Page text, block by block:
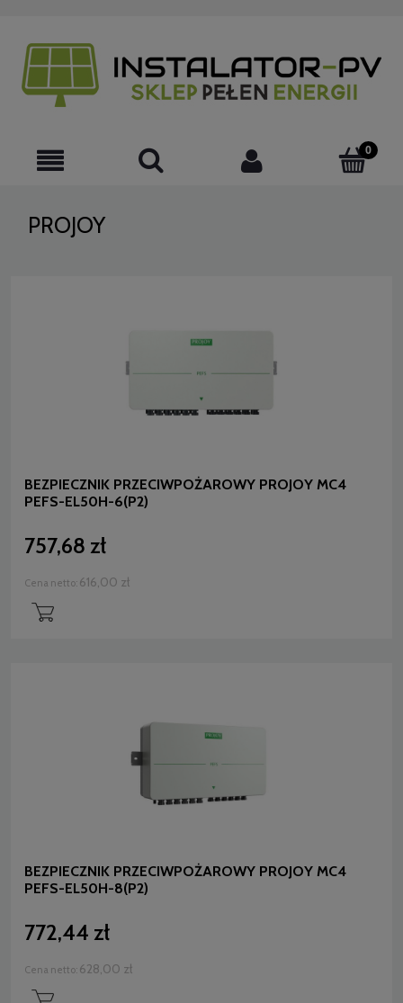
PROJOY
BEZPIECZNIK PRZECIWPOŻAROWY PROJOY MC4
PEFS-EL50H-6(P2)
757,68 zł
Cena netto: 616,00 zł
BEZPIECZNIK PRZECIWPOŻAROWY PROJOY MC4
PEFS-EL50H-8(P2)
772,44 zł
Cena netto: 628,00 zł